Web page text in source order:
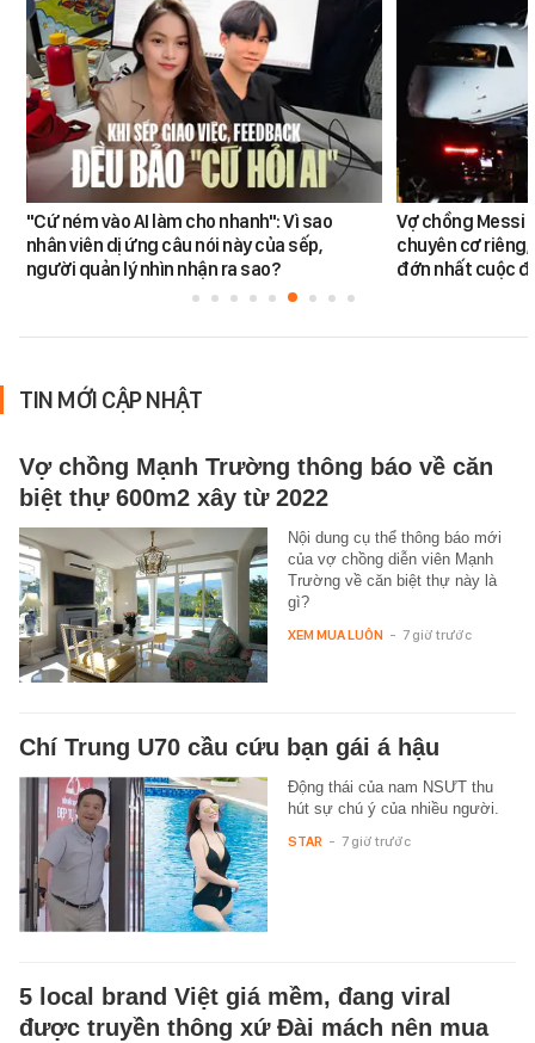
"Cứ ném vào AI làm cho nhanh": Vì sao
nhân viên dị ứng câu nói này của sếp,
người quản lý nhìn nhận ra sao?
Vợ chồng Messi
chuyên cơ
đớn nhất cuộc
TIN MỚI CẬP NHẬT
Vợ chồng Mạnh Trường thông báo về căn
biệt thự 600m2 xây từ 2022
Nội dung cụ thể thông báo mới
của vợ chồng diễn viên Mạnh
Trường về căn biệt thự này là
gì?
XEM MUA LUÔN - 7 giờ trước
Chí Trung U70 cầu cứu bạn gái á hậu
Động thái của nam NSƯT thu
hút sự chú ý của nhiều người.
STAR - 7 giờ trước
5 local brand Việt giá mềm, đang viral
được truyền thông xứ Đài mách nên mua